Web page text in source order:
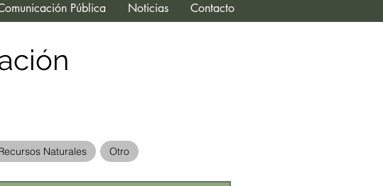
Pública Noticias Contacto
Naturales Otro